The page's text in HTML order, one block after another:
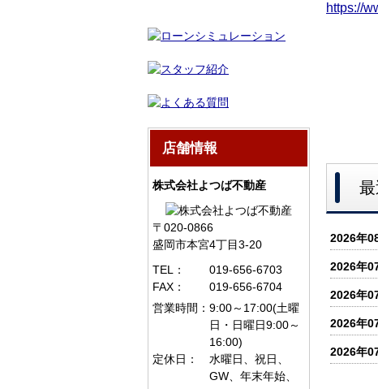
店舗情報
株式会社よつば不動産
〒020-0866
盛岡市本宮4丁目3-20
TEL：
019-656-6703
FAX：
019-656-6704
営業時間： 9:00～17:00(土曜
日・日曜日9:00～
16:00)
定休日：
水曜日、祝日、
GW、年末年始、
https://
2026年
2026年
2026年
2026年
2026年